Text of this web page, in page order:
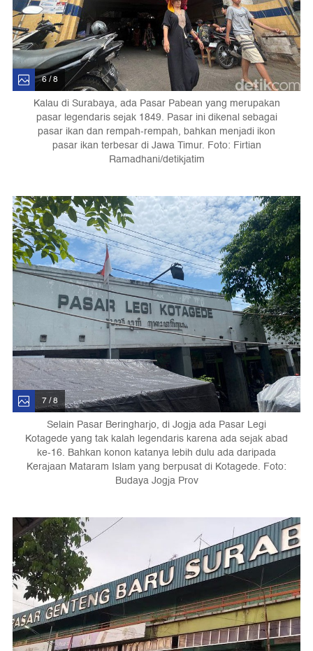
6 / 8
Kalau di Surabaya, ada Pasar Pabean yang merupakan
pasar legendaris sejak 1849. Pasar ini dikenal sebagai
pasar ikan dan rempah-rempah, bahkan menjadi ikon
pasar ikan terbesar di Jawa Timur. Foto: Firtian
Ramadhani/detikjatim
7 / 8
Selain Pasar Beringharjo, di Jogja ada Pasar Legi
Kotagede yang tak kalah legendaris karena ada sejak abad
ke-16. Bahkan konon katanya lebih dulu ada daripada
Kerajaan Mataram Islam yang berpusat di Kotagede. Foto:
Budaya Jogja Prov